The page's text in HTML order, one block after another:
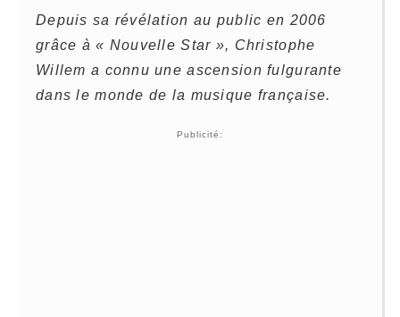
Depuis sa révélation au public en 2006
grâce à « Nouvelle Star », Christophe
Willem a connu une ascension fulgurante
dans le monde de la musique française.
Publicité: